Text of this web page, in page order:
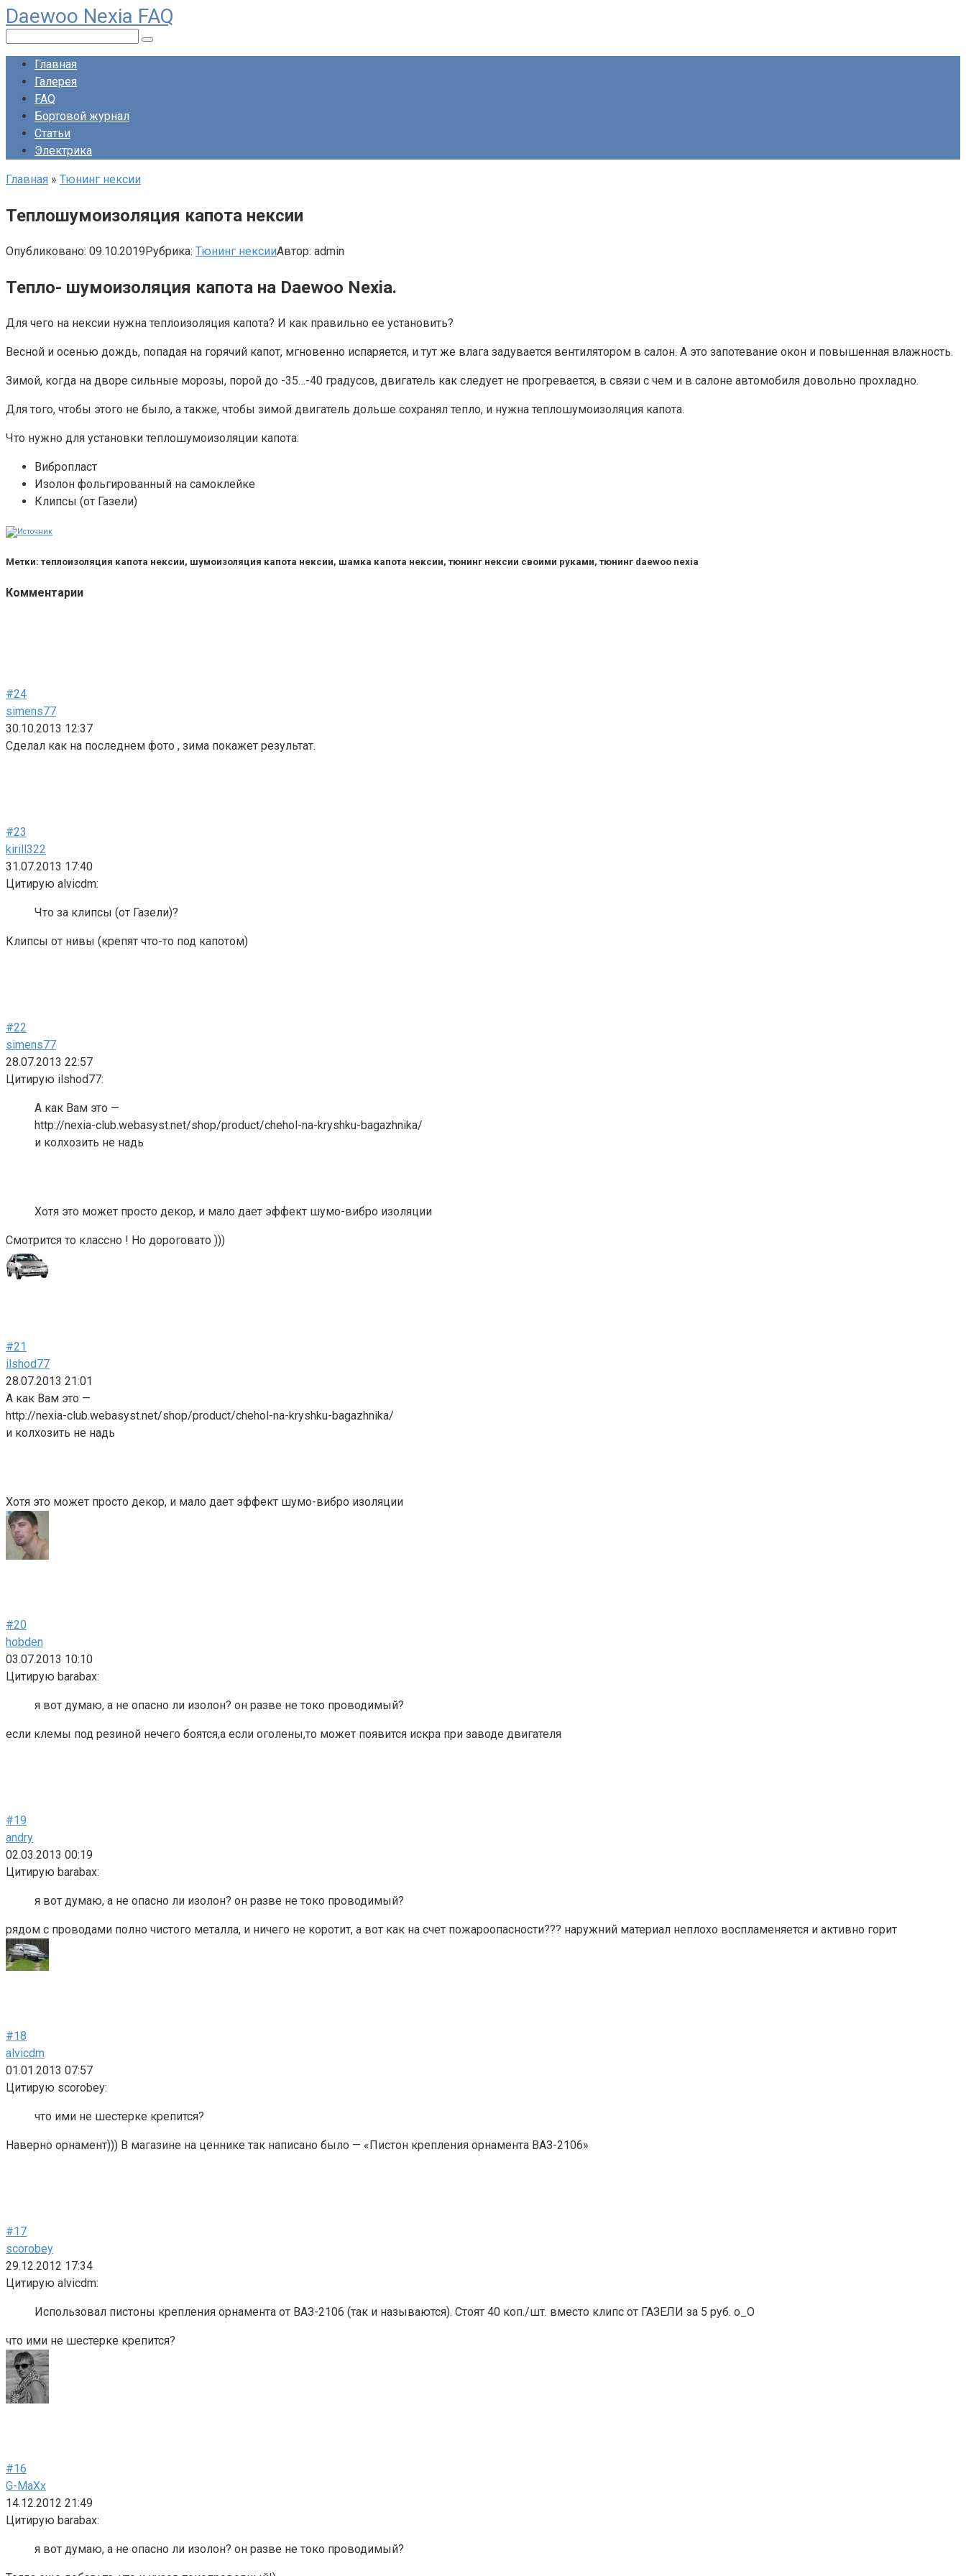
Перейти
к
контенту
Daewoo Nexia FAQ
Главная
Галерея
FAQ
Бортовой журнал
Статьи
Электрика
Главная » Тюнинг нексии
Теплошумоизоляция капота нексии
Опубликовано: 09.10.2019Рубрика: Тюнинг нексииАвтор: admin
Тепло- шумоизоляция капота на Daewoo Nexia.
Для чего на нексии нужна теплоизоляция капота? И как правильно ее установить?
Весной и осенью дождь, попадая на горячий капот, мгновенно испаряется, и тут же влага задувается вентилятором в салон. А это запотевание окон и повышенная влажность.
Зимой, когда на дворе сильные морозы, порой до -35…-40 градусов, двигатель как следует не прогревается, в связи с чем и в салоне автомобиля довольно прохладно.
Для того, чтобы этого не было, а также, чтобы зимой двигатель дольше сохранял тепло, и нужна теплошумоизоляция капота.
Что нужно для установки теплошумоизоляции капота:
Вибропласт
Изолон фольгированный на самоклейке
Клипсы (от Газели)
Метки: теплоизоляция капота нексии, шумоизоляция капота нексии, шамка капота нексии, тюнинг нексии своими руками, тюнинг daewoo nexia
Комментарии
#24
simens77
30.10.2013 12:37
Сделал как на последнем фото , зима покажет результат.
#23
kirill322
31.07.2013 17:40
Цитирую alvicdm:
Что за клипсы (от Газели)?
Клипсы от нивы (крепят что-то под капотом)
#22
simens77
28.07.2013 22:57
Цитирую ilshod77:
А как Вам это —
http://nexia-club.webasyst.net/shop/product/chehol-na-kryshku-bagazhnika/
и колхозить не надь
Хотя это может просто декор, и мало дает эффект шумо-вибро изоляции
Смотрится то классно ! Но дороговато )))
#21
ilshod77
28.07.2013 21:01
А как Вам это —
http://nexia-club.webasyst.net/shop/product/chehol-na-kryshku-bagazhnika/
и колхозить не надь
Хотя это может просто декор, и мало дает эффект шумо-вибро изоляции
#20
hobden
03.07.2013 10:10
Цитирую barabax:
я вот думаю, а не опасно ли изолон? он разве не токо проводимый?
если клемы под резиной нечего боятся,а если оголены,то может появится искра при заводе двигателя
#19
andry
02.03.2013 00:19
Цитирую barabax:
я вот думаю, а не опасно ли изолон? он разве не токо проводимый?
рядом с проводами полно чистого металла, и ничего не коротит, а вот как на счет пожароопасности??? наружний материал неплохо воспламеняется и активно горит
#18
alvicdm
01.01.2013 07:57
Цитирую scorobey:
что ими не шестерке крепится?
Наверно орнамент))) В магазине на ценнике так написано было — «Пистон крепления орнамента ВАЗ-2106»
#17
scorobey
29.12.2012 17:34
Цитирую alvicdm:
Использовал пистоны крепления орнамента от ВАЗ-2106 (так и называются). Стоят 40 коп./шт. вместо клипс от ГАЗЕЛИ за 5 руб. о_О
что ими не шестерке крепится?
#16
G-MaXx
14.12.2012 21:49
Цитирую barabax:
я вот думаю, а не опасно ли изолон? он разве не токо проводимый?